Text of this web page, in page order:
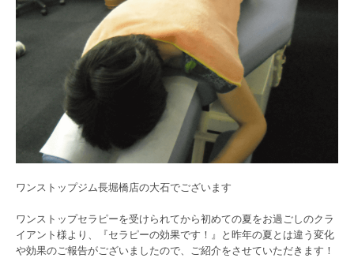
ワンストップジム長堀橋店の大石でございます
ワンストップセラピーを受けられてから初めての夏をお過ごしのクラ
イアント様より、『セラピーの効果です！』と昨年の夏とは違う変化
や効果のご報告がございましたので、ご紹介をさせていただきます！